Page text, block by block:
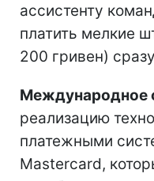
ассистенту
платить мелкие
200 гривен)
Международное
реализацию
платежными
Mastercard,